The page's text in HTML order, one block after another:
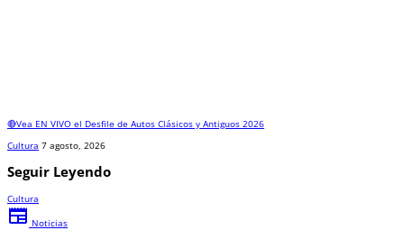
🔴Vea EN VIVO el Desfile de Autos Clásicos y Antiguos 2026
Cultura 7 agosto, 2026
Seguir Leyendo
Cultura
newspaper Noticias